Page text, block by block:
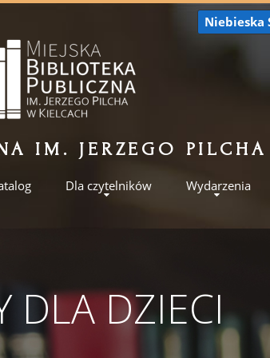
Niebieska
IM. JERZEGO
Dla czytelników Wydarzenia
DLA DZIECI